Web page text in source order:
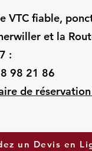
VTC fiable,
et la
:
98 21 86
de
un Devis en